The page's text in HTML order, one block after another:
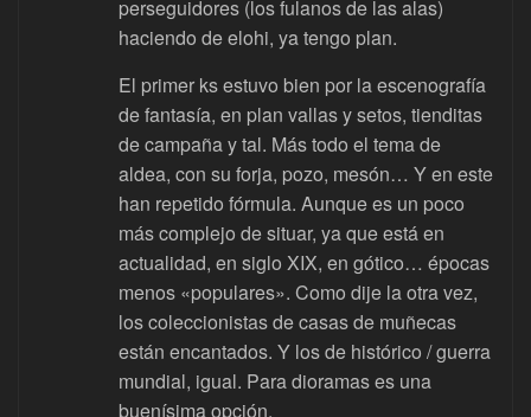
perseguidores (los fulanos de las alas)
haciendo de elohi, ya tengo plan.
El primer ks estuvo bien por la escenografía
de fantasía, en plan vallas y setos, tienditas
de campaña y tal. Más todo el tema de
aldea, con su forja, pozo, mesón… Y en este
han repetido fórmula. Aunque es un poco
más complejo de situar, ya que está en
actualidad, en siglo XIX, en gótico… épocas
menos «populares». Como dije la otra vez,
los coleccionistas de casas de muñecas
están encantados. Y los de histórico / guerra
mundial, igual. Para dioramas es una
buenísima opción.